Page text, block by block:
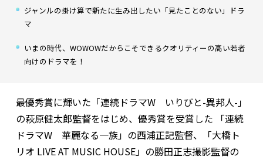
ジャンルの掛け算で新たに生み出したい「見たことのない」ドラ
マ
いまの時代、WOWOWだからこそできるクオリティーの高い若者
向けのドラマを！
最優秀賞に輝いた「連続ドラマW いりびと-異邦人-」
の萩原健太郎監督をはじめ、優秀賞を受賞した 「連続
ドラマW 華麗なる一族」の西浦正記監督、「大橋ト
リオ LIVE AT MUSIC HOUSE」の勝田正志撮影監督の